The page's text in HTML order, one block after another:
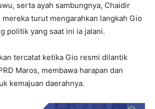
serta ayah sambungnya, Chaidir
mereka turut mengarahkan langkah Gio
politik yang saat ini ia jalani.
tercatat ketika Gio resmi dilantik
Maros, membawa harapan dan
kemajuan daerahnya.